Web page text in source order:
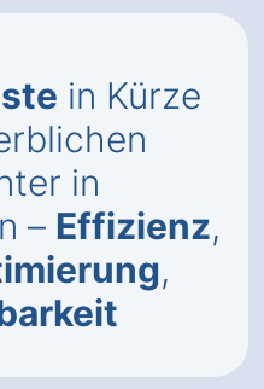
in Kürze
in
– Effizienz,
,